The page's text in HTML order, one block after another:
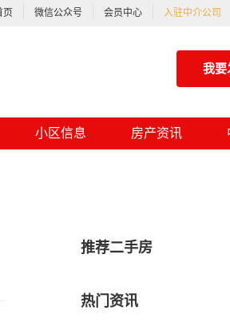
页 微信公众号 会员中心 入驻中介公司
我要
小区信息 房产资讯
推荐二手房
热门资讯